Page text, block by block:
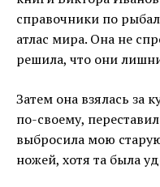
справочники по
атлас мира. Она не
решила, что они
Затем она взялась за
по-своему,
выбросила мою
ножей, хотя та была